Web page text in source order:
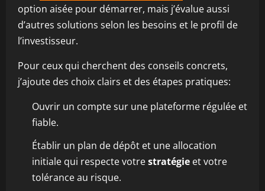
option aisée pour démarrer, mais j’évalue aussi
d’autres solutions selon les besoins et le profil de
l’investisseur.
Pour ceux qui cherchent des conseils concrets,
j’ajoute des choix clairs et des étapes pratiques:
Ouvrir un compte sur une plateforme régulée et
fiable.
Établir un plan de dépôt et une allocation
initiale qui respecte votrestratégie et votre
tolérance au risque.